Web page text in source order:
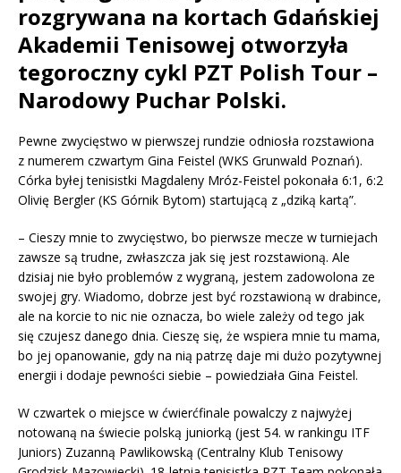
rozgrywana na kortach Gdańskiej
Akademii Tenisowej otworzyła
tegoroczny cykl PZT Polish Tour –
Narodowy Puchar Polski.
Pewne zwycięstwo w pierwszej rundzie odniosła rozstawiona
z numerem czwartym Gina Feistel (WKS Grunwald Poznań).
Córka byłej tenisistki Magdaleny Mróz-Feistel pokonała 6:1, 6:2
Olivię Bergler (KS Górnik Bytom) startującą z „dziką kartą”.
– Cieszy mnie to zwycięstwo, bo pierwsze mecze w turniejach
zawsze są trudne, zwłaszcza jak się jest rozstawioną. Ale
dzisiaj nie było problemów z wygraną, jestem zadowolona ze
swojej gry. Wiadomo, dobrze jest być rozstawioną w drabince,
ale na korcie to nic nie oznacza, bo wiele zależy od tego jak
się czujesz danego dnia. Cieszę się, że wspiera mnie tu mama,
bo jej opanowanie, gdy na nią patrzę daje mi dużo pozytywnej
energii i dodaje pewności siebie – powiedziała Gina Feistel.
W czwartek o miejsce w ćwierćfinale powalczy z najwyżej
notowaną na świecie polską juniorką (jest 54. w rankingu ITF
Juniors) Zuzanną Pawlikowską (Centralny Klub Tenisowy